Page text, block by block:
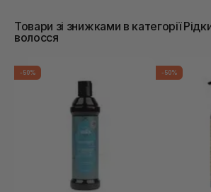
Товари зі знижками в категорії
волосся
-50% -50%